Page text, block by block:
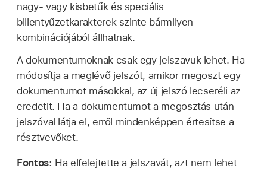
nagy- vagy kisbetűk és speciális
billentyűzetkarakterek szinte bármilyen
kombinációjából állhatnak.
A dokumentumoknak csak egy jelszavuk lehet. Ha
módosítja a meglévő jelszót, amikor megoszt egy
dokumentumot másokkal, az új jelszó lecseréli az
eredetit. Ha a dokumentumot a megosztás után
jelszóval látja el, erről mindenképpen értesítse a
résztvevőket.
Fontos: Ha elfelejtette a jelszavát, azt nem lehet